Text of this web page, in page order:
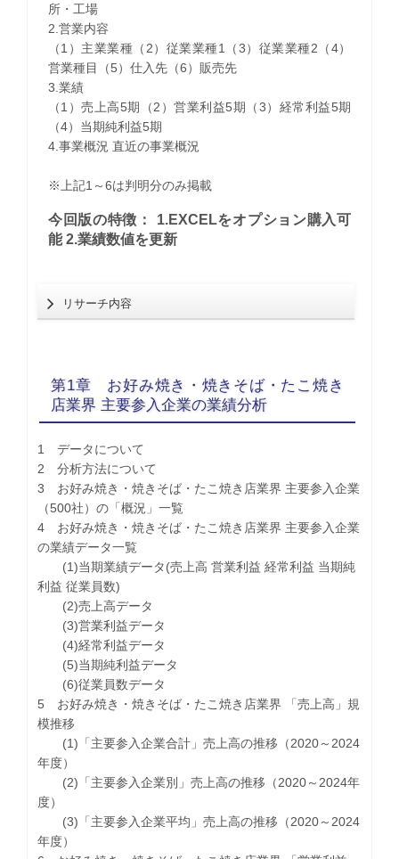
所・工場
2.営業内容
（1）主業業種（2）従業業種1（3）従業業種2（4）
営業種目（5）仕入先（6）販売先
3.業績
（1）売上高5期（2）営業利益5期（3）経常利益5期
（4）当期純利益5期
4.事業概況 直近の事業概況
※上記1～6は判明分のみ掲載
今回版の特徴： 1.EXCELをオプション購入可
能 2.業績数値を更新
リサーチ内容
第1章 お好み焼き・焼きそば・たこ焼き
店業界 主要参入企業の業績分析
1 データについて
2 分析方法について
3 お好み焼き・焼きそば・たこ焼き店業界 主要参入企業
（500社）の「概況」一覧
4 お好み焼き・焼きそば・たこ焼き店業界 主要参入企業
の業績データ一覧
(1)当期業績データ(売上高 営業利益 経常利益 当期純
利益 従業員数)
(2)売上高データ
(3)営業利益データ
(4)経常利益データ
(5)当期純利益データ
(6)従業員数データ
5 お好み焼き・焼きそば・たこ焼き店業界 「売上高」規
模推移
(1)「主要参入企業合計」売上高の推移（2020～2024
年度）
(2)「主要参入企業別」売上高の推移（2020～2024年
度）
(3)「主要参入企業平均」売上高の推移（2020～2024
年度）